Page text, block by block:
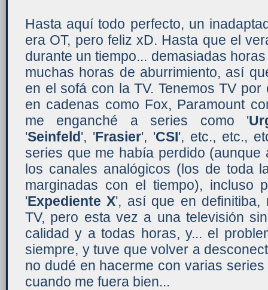
Hasta aquí todo perfecto, un
era OT, pero feliz xD. Hasta que el
durante un tiempo... demasiadas
muchas horas de aburrimiento, así
en el sofá con la TV. Tenemos TV
en cadenas como Fox, Paramount
me enganché a series como '
'Seinfeld', 'Frasier', 'CSI', etc., etc.,
series que me había perdido
los canales analógicos (los de toda
marginadas con el tiempo), incluso
'Expediente X', así que en
TV, pero esta vez a una televisión
calidad y a todas horas, y... el
siempre, y tuve que volver a
no dudé en hacerme con varias
cuando me fuera bien...